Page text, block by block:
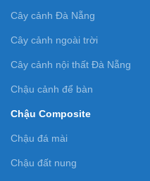
Cây cảnh Đà Nẵng
Cây cảnh ngoài trời
Cây cảnh nội thất Đà Nẵng
Chậu cảnh để bàn
Chậu Composite
Chậu đá mài
Chậu đất nung